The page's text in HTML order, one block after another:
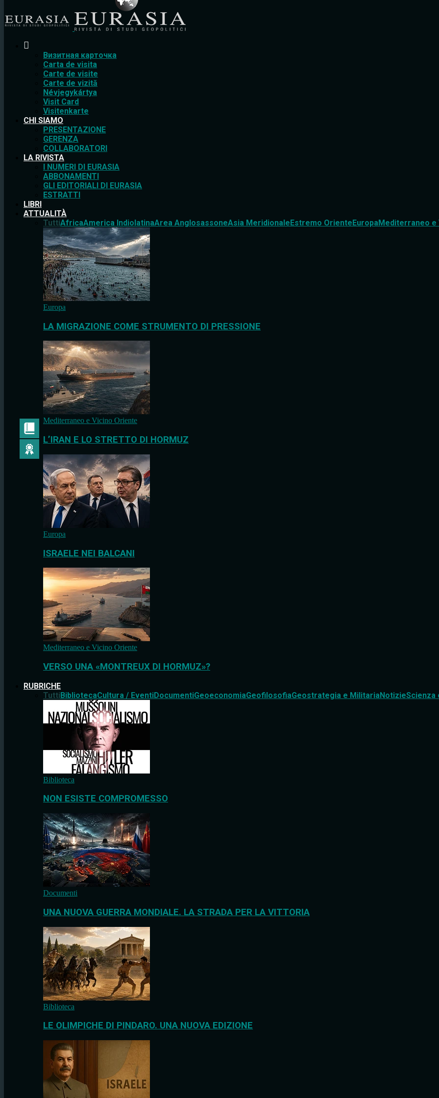
Bизитная карточка
Carta de visita
Carte de visite
Carte de vizită
Névjegykártya
Visit Card
Visitenkarte
CHI SIAMO
PRESENTAZIONE
GERENZA
COLLABORATORI
LA RIVISTA
I NUMERI DI EURASIA
ABBONAMENTI
GLI EDITORIALI DI EURASIA
ESTRATTI
LIBRI
ATTUALITÀ
TuttiAfricaAmerica IndiolatinaArea AnglosassoneAsia MeridionaleEstremo OrienteEuropaMediterraneo e
Europa
LA MIGRAZIONE COME STRUMENTO DI PRESSIONE
Mediterraneo e Vicino Oriente
L’IRAN E LO STRETTO DI HORMUZ
Europa
ISRAELE NEI BALCANI
Mediterraneo e Vicino Oriente
VERSO UNA «MONTREUX DI HORMUZ»?
RUBRICHE
TuttiBibliotecaCultura / EventiDocumentiGeoeconomiaGeofilosofiaGeostrategia e MilitariaNotizieScienza
Biblioteca
NON ESISTE COMPROMESSO
Documenti
UNA NUOVA GUERRA MONDIALE. LA STRADA PER LA VITTORIA
Biblioteca
LE OLIMPICHE DI PINDARO. UNA NUOVA EDIZIONE